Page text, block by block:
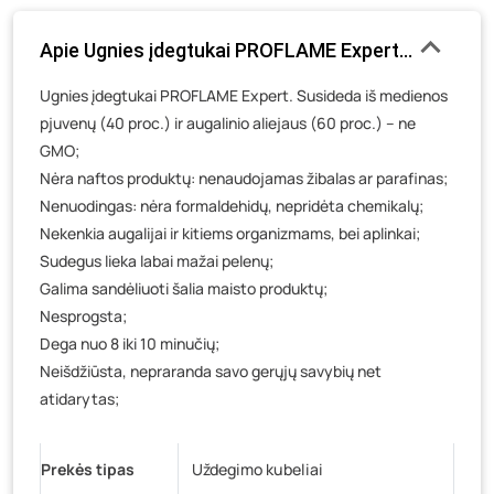
Veteranų g. 11, Visaginas - 0 vienetų
Baravykų g. 1, Druskininkai- 0 vienetų
Vilniaus g. 89D, Ukmergė- 0 vienetų
Šaltupės g. 64, Zarasai- 0 vienetų
Apie Ugnies įdegtukai PROFLAME Expert, 72 vnt.
Ugnies įdegtukai PROFLAME Expert. Susideda iš medienos
pjuvenų (40 proc.) ir augalinio aliejaus (60 proc.) – ne
GMO;
Nėra naftos produktų: nenaudojamas žibalas ar parafinas;
Nenuodingas: nėra formaldehidų, nepridėta chemikalų;
Nekenkia augalijai ir kitiems organizmams, bei aplinkai;
Sudegus lieka labai mažai pelenų;
Galima sandėliuoti šalia maisto produktų;
Nesprogsta;
Dega nuo 8 iki 10 minučių;
Neišdžiūsta, nepraranda savo gerųjų savybių net
atidarytas;
Prekės tipas Uždegimo kubeliai